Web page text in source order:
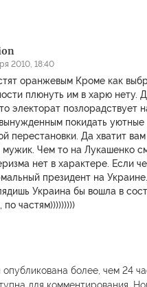
2010, 18:40
оранжевым Кроме как
плюнуть им в харю нету.
электорат позлорадствует
покидать
перестановки. Да хватит
Чем то на Лукашенко
нет в характере. Если
президент на
Украина бы вошла в
частям)))))))))
опубликована более, чем 24
для комментирования.